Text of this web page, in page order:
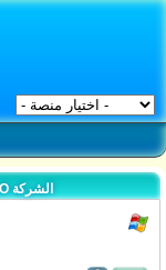
مباريات من قبل EIGHT GAME STUDIO الشركة